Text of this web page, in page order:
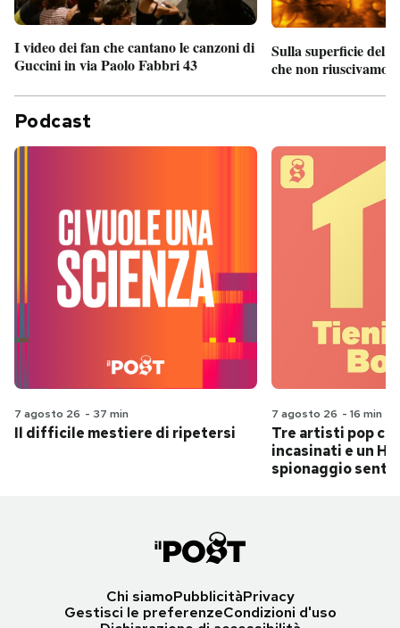
I video dei fan che cantano le canzoni di
Guccini in via Paolo Fabbri 43
Sulla superficie del
che non riuscivamo
Podcast
7 agosto 26 - 37 min
Il difficile mestiere di ripetersi
7 agosto 26 - 16 min
Tre artisti pop
incasinati e un
spionaggio
Chi siamoPubblicitàPrivacy
Gestisci le preferenzeCondizioni d'uso